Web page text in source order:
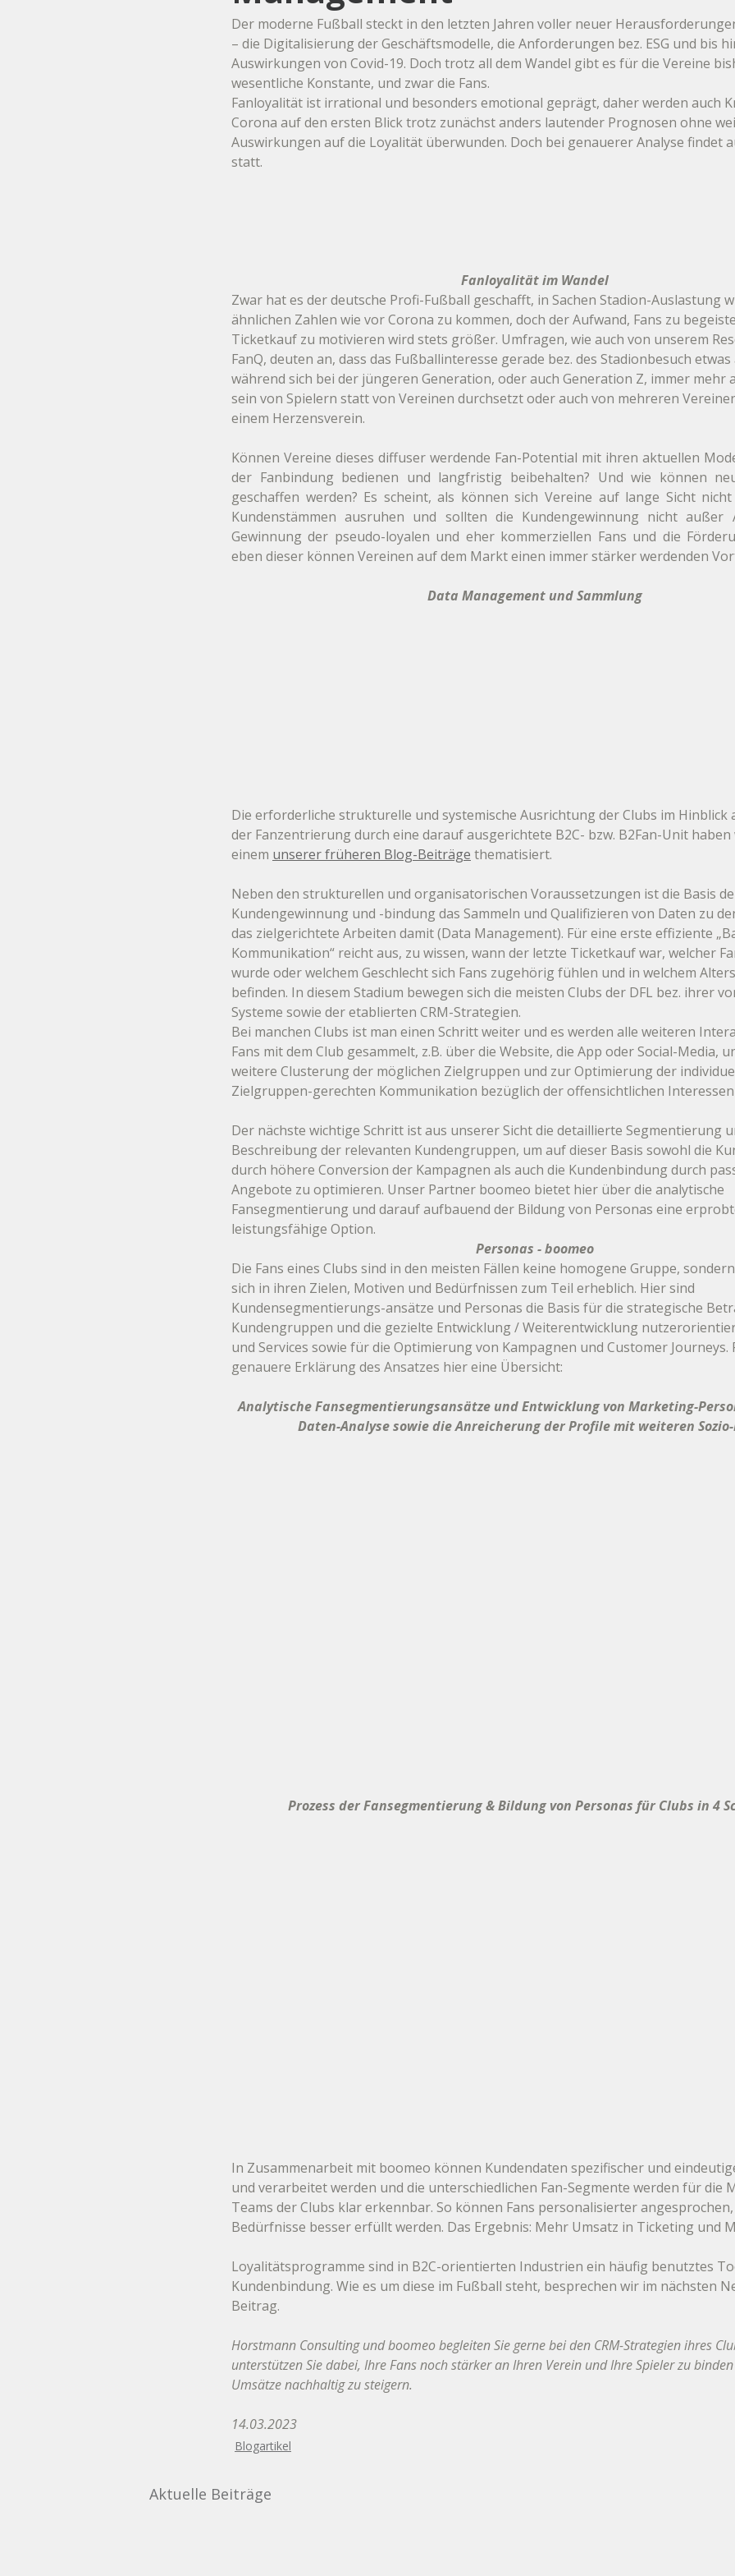
Der moderne Fußball steckt in den letzten Jahren voller neuer
– die Digitalisierung der Geschäftsmodelle, die Anforderungen bez. ESG und bis
Auswirkungen von Covid-19. Doch trotz all dem Wandel gibt es für die Vereine
wesentliche Konstante, und zwar die Fans.
Fanloyalität ist irrational und besonders emotional geprägt, daher werden auch
Corona auf den ersten Blick trotz zunächst anders lautender Prognosen ohne
Auswirkungen auf die Loyalität überwunden. Doch bei genauerer Analyse findet
statt.
Fanloyalität im Wandel
Zwar hat es der deutsche Profi-Fußball geschafft, in Sachen Stadion-Auslastung
ähnlichen Zahlen wie vor Corona zu kommen, doch der Aufwand, Fans zu
Ticketkauf zu motivieren wird stets größer. Umfragen, wie auch von unserem
FanQ, deuten an, dass das Fußballinteresse gerade bez. des Stadionbesuch
während sich bei der jüngeren Generation, oder auch Generation Z, immer mehr
sein von Spielern statt von Vereinen durchsetzt oder auch von mehreren
einem Herzensverein.
Können Vereine dieses diffuser werdende Fan-Potential mit ihren aktuellen
der Fanbindung bedienen und langfristig beibehalten? Und wie können
geschaffen werden? Es scheint, als können sich Vereine auf lange Sicht
Kundenstämmen ausruhen und sollten die Kundengewinnung nicht außer
Gewinnung der pseudo-loyalen und eher kommerziellen Fans und die
eben dieser können Vereinen auf dem Markt einen immer stärker werdenden
Data Management und Sammlung
Die erforderliche strukturelle und systemische Ausrichtung der Clubs im Hinblick
der Fanzentrierung durch eine darauf ausgerichtete B2C- bzw. B2Fan-Unit
einem unserer früheren Blog-Beiträge thematisiert.
Neben den strukturellen und organisatorischen Voraussetzungen ist die Basis
Kundengewinnung und -bindung das Sammeln und Qualifizieren von Daten zu
das zielgerichtete Arbeiten damit (Data Management). Für eine erste effiziente
Kommunikation“ reicht aus, zu wissen, wann der letzte Ticketkauf war, welcher
wurde oder welchem Geschlecht sich Fans zugehörig fühlen und in welchem
befinden. In diesem Stadium bewegen sich die meisten Clubs der DFL bez. ihrer
Systeme sowie der etablierten CRM-Strategien.
Bei manchen Clubs ist man einen Schritt weiter und es werden alle weiteren
Fans mit dem Club gesammelt, z.B. über die Website, die App oder Social-Media,
weitere Clusterung der möglichen Zielgruppen und zur Optimierung der
Zielgruppen-gerechten Kommunikation bezüglich der offensichtlichen
Der nächste wichtige Schritt ist aus unserer Sicht die detaillierte Segmentierung
Beschreibung der relevanten Kundengruppen, um auf dieser Basis sowohl die
durch höhere Conversion der Kampagnen als auch die Kundenbindung durch
Angebote zu optimieren. Unser Partner boomeo bietet hier über die analytische
Fansegmentierung und darauf aufbauend der Bildung von Personas eine
leistungsfähige Option.
Personas - boomeo
Die Fans eines Clubs sind in den meisten Fällen keine homogene Gruppe,
sich in ihren Zielen, Motiven und Bedürfnissen zum Teil erheblich. Hier sind
Kundensegmentierungs-ansätze und Personas die Basis für die strategische
Kundengruppen und die gezielte Entwicklung / Weiterentwicklung
und Services sowie für die Optimierung von Kampagnen und Customer Journeys.
genauere Erklärung des Ansatzes hier eine Übersicht:
Analytische Fansegmentierungsansätze und Entwicklung von Marketing-
Daten-Analyse sowie die Anreicherung der Profile mit weiteren
Prozess der Fansegmentierung & Bildung von Personas für Clubs in 4
In Zusammenarbeit mit boomeo können Kundendaten spezifischer und
und verarbeitet werden und die unterschiedlichen Fan-Segmente werden für die
Teams der Clubs klar erkennbar. So können Fans personalisierter
Bedürfnisse besser erfüllt werden. Das Ergebnis: Mehr Umsatz in Ticketing und
Loyalitätsprogramme sind in B2C-orientierten Industrien ein häufig benutztes
Kundenbindung. Wie es um diese im Fußball steht, besprechen wir im nächsten
Beitrag.
Horstmann Consulting und boomeo begleiten Sie gerne bei den CRM-Strategien ihres
unterstützen Sie dabei, Ihre Fans noch stärker an Ihren Verein und Ihre Spieler zu
Umsätze nachhaltig zu steigern.
14.03.2023
Blogartikel
Aktuelle Beiträge